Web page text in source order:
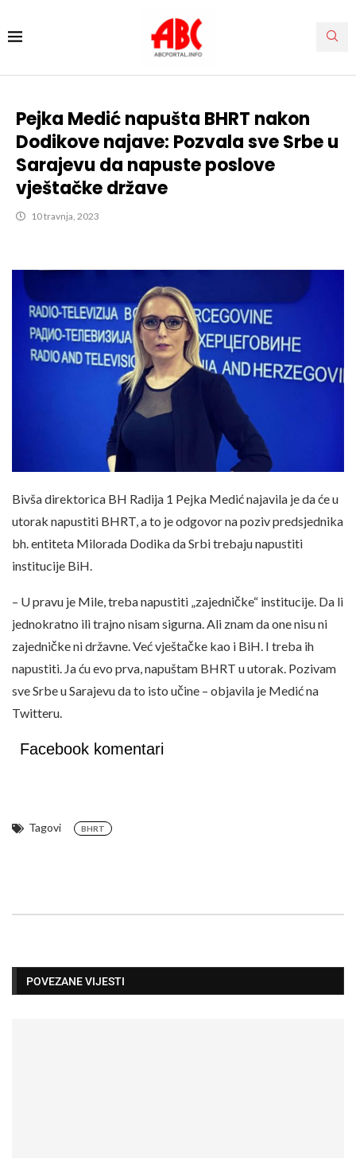
Pejka Medić napušta BHRT nakon
Dodikove najave: Pozvala sve Srbe u
Sarajevu da napuste poslove
vještačke države
10 travnja, 2023
Bivša direktorica BH Radija 1 Pejka Medić najavila je da će u
utorak napustiti BHRT, a to je odgovor na poziv predsjednika
bh. entiteta Milorada Dodika da Srbi trebaju napustiti
institucije BiH.
– U pravu je Mile, treba napustiti „zajedničke“ institucije. Da li
jednokratno ili trajno nisam sigurna. Ali znam da one nisu ni
zajedničke ni državne. Već vještačke kao i BiH. I treba ih
napustiti. Ja ću evo prva, napuštam BHRT u utorak. Pozivam
sve Srbe u Sarajevu da to isto učine – objavila je Medić na
Twitteru.
Facebook komentari
Tagovi BHRT
POVEZANE VIJESTI